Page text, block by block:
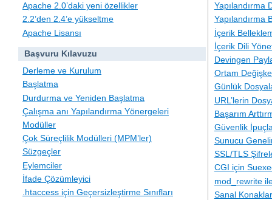
Apache 2.0’daki yeni özellikler
2.2’den 2.4’e yükseltme
Apache Lisansı
Başvuru Kılavuzu
Derleme ve Kurulum
Başlatma
Durdurma ve Yeniden Başlatma
Çalışma anı Yapılandırma Yönergeleri
Modüller
Çok Süreçlilik Modülleri (MPM’ler)
Süzgeçler
Eylemciler
İfade Çözümleyici
.htaccess için Geçersizleştirme Sınıfları
Yapılandırma
Yapılandırma
İçerik
İçerik Dili
Devingen
Ortam
Günlük
URL’lerin
Başarım
Güvenlik
Sunucu
SSL/TLS
CGI için
mod_rewrite
Sanal Konaklar